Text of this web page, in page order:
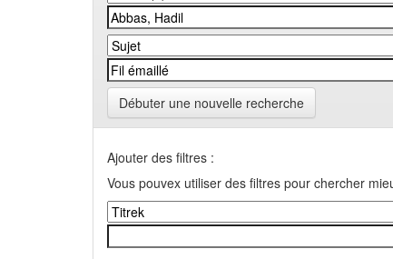
Débuter une nouvelle recherche
Ajouter des filtres :
Vous pouvex utiliser des filtres pour chercher